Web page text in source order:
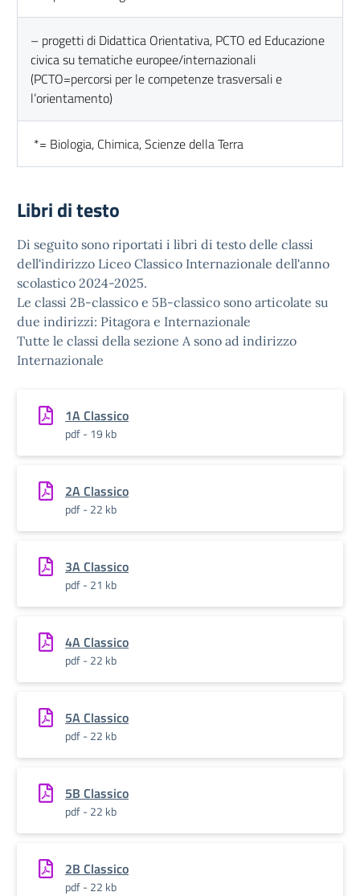
– progetti di Didattica Orientativa, PCTO ed Educazione
civica su tematiche europee/internazionali
(PCTO=percorsi per le competenze trasversali e
l’orientamento)
*= Biologia, Chimica, Scienze della Terra
Libri di testo
Di seguito sono riportati i libri di testo delle classi
dell'indirizzo Liceo Classico Internazionale dell'anno
scolastico 2024-2025.
Le classi 2B-classico e 5B-classico sono articolate su
due indirizzi: Pitagora e Internazionale
Tutte le classi della sezione A sono ad indirizzo
Internazionale
1A Classico
pdf - 19 kb
2A Classico
pdf - 22 kb
3A Classico
pdf - 21 kb
4A Classico
pdf - 22 kb
5A Classico
pdf - 22 kb
5B Classico
pdf - 22 kb
2B Classico
pdf - 22 kb